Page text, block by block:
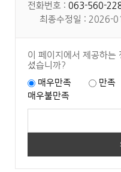
전화번호 : 063-560-
최종수정일 : 2026-
이 페이지에서 제공하는
셨습니까?
매우만족
만족
매우불만족